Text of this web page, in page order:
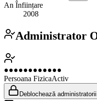
An Înființare
2008
Administrator
●●●●●●●●●●●●
Persoana FizicaActiv
Deblochează administratorii